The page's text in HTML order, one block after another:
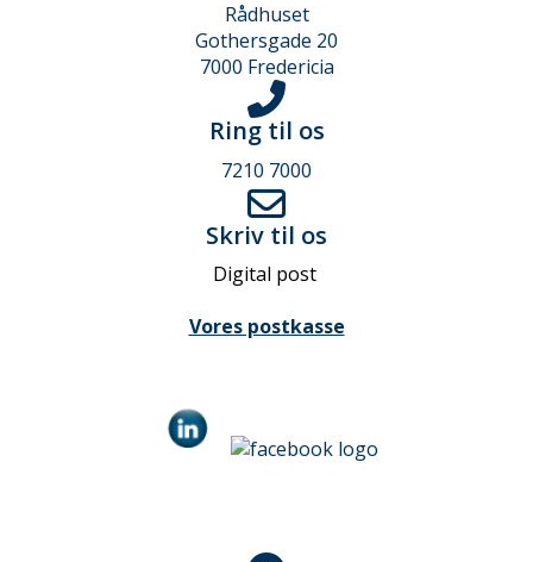
Rådhuset
Gothersgade 20
7000 Fredericia
Ring til os
7210 7000
Skriv til os
Digital post
Vores postkasse